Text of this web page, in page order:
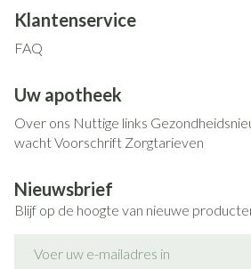
Klantenservice
FAQ
Uw apotheek
Over ons Nuttige links
wachtVoorschrift Zorgtarieven
Nieuwsbrief
Blijf op de hoogte van nieuwe